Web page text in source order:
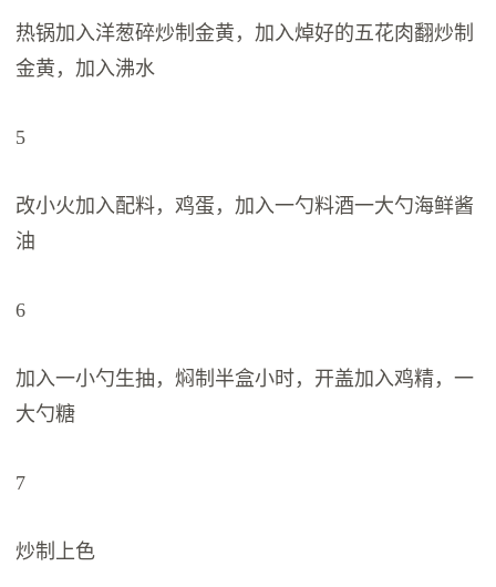
热锅加入洋葱碎炒制金黄，加入焯好的五花肉翻炒制
金黄，加入沸水
5
改小火加入配料，鸡蛋，加入一勺料酒一大勺海鲜酱
油
6
加入一小勺生抽，焖制半盒小时，开盖加入鸡精，一
大勺糖
7
炒制上色